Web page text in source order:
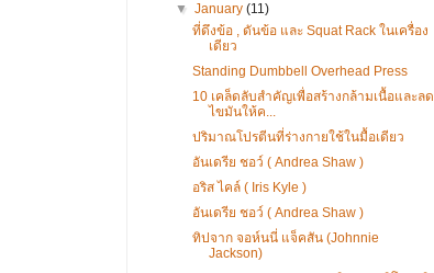
▼January(11)
ที่ดึงข้อ , ดันข้อ และ Squat Rack ในเครื่อง
เดียว
Standing Dumbbell Overhead Press
10 เคล็ดลับสำคัญเพื่อสร้างกล้ามเนื้อและลด
ไขมันให้ค...
ปริมาณโปรตีนที่ร่างกายใช้ในมื้อเดียว
อันเดรีย ชอว์ ( Andrea Shaw )
อริส ไคล์ ( Iris Kyle )
อันเดรีย ชอว์ ( Andrea Shaw )
ทิปจาก จอห์นนี่ แจ็คสัน (Johnnie
Jackson)